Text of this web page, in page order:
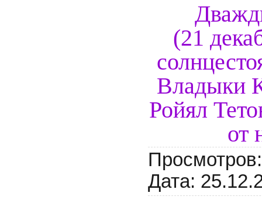
(21
Владыки
Ройял
от
Просмотров:
Дата: